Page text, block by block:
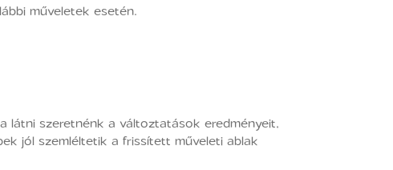
műveletek esetén.
látni szeretnénk a változtatások eredményeit,
jól szemléltetik a frissített műveleti ablak